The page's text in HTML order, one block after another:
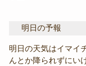
明日の予報
明日の天気はイマイ
んとか降られずにい